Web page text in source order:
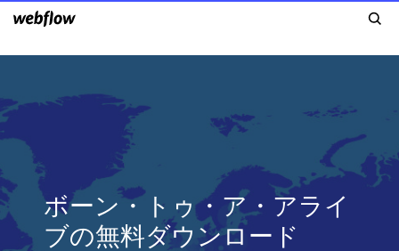
ボーン・トゥ・ア・アライ
ブの無料ダウンロード